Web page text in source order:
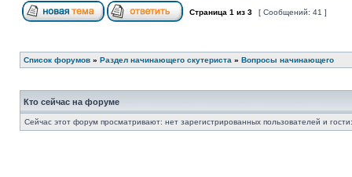
Страница 1 из 3 [ Сообщений: 41 ]
Список форумов » Раздел начинающего скутериста » Вопросы начинающего
Кто сейчас на форуме
Сейчас этот форум просматривают: нет зарегистрированных пользователей и